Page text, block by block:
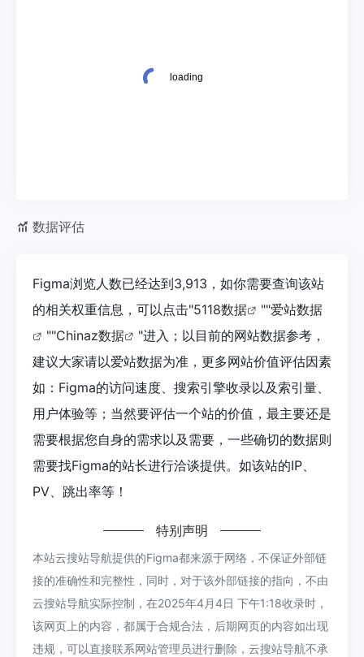
数据评估
Figma浏览人数已经达到3,913，如你需要查询该站
的相关权重信息，可以点击"5118数据 ""爱站数据
""Chinaz数据
"进入；以目前的网站数据参考，
建议大家请以爱站数据为准，更多网站价值评估因素
如：Figma的访问速度、搜索引擎收录以及索引量、
用户体验等；当然要评估一个站的价值，最主要还是
需要根据您自身的需求以及需要，一些确切的数据则
需要找Figma的站长进行洽谈提供。如该站的IP、
PV、跳出率等！
特别声明
本站云搜站导航提供的Figma都来源于网络，不保证外部链
接的准确性和完整性，同时，对于该外部链接的指向，不由
云搜站导航实际控制，在2025年4月4日 下午1:18收录时，
该网页上的内容，都属于合规合法，后期网页的内容如出现
违规，可以直接联系网站管理员进行删除，云搜站导航不承